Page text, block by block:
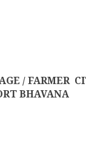
/ FARMER
BHAVANA